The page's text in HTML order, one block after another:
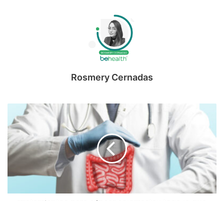
Rosmery Cernadas